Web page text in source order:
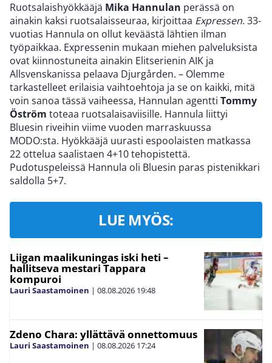
Ruotsalaishyökkääjä Mika Hannulan perässä on
ainakin kaksi ruotsalaisseuraa, kirjoittaa Expressen. 33-
vuotias Hannula on ollut keväästä lähtien ilman
työpaikkaa. Expressenin mukaan miehen palveluksista
ovat kiinnostuneita ainakin Elitserienin AIK ja
Allsvenskanissa pelaava Djurgården. – Olemme
tarkastelleet erilaisia vaihtoehtoja ja se on kaikki, mitä
voin sanoa tässä vaiheessa, Hannulan agentti Tommy
Öström toteaa ruotsalaisaviisille. Hannula liittyi
Bluesin riveihin viime vuoden marraskuussa
MODO:sta. Hyökkääjä uurasti espoolaisten matkassa
22 ottelua saalistaen 4+10 tehopistettä.
Pudotuspeleissä Hannula oli Bluesin paras pistenikkari
saldolla 5+7.
LUE MYÖS:
Liigan maalikuningas iski heti –
hallitseva mestari Tappara
kompuroi
Lauri Saastamoinen | 08.08.2026 19:48
Zdeno Chara: yllättävä onnettomuus
Lauri Saastamoinen | 08.08.2026 17:24